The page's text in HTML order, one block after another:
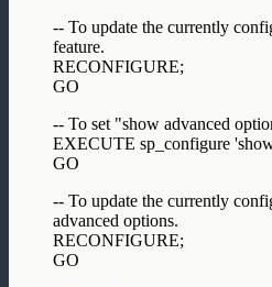
-- To update the currently
feature.
RECONFIGURE;
GO
-- To set "show advanced
EXECUTE sp_configure
GO
-- To update the currently
advanced options.
RECONFIGURE;
GO